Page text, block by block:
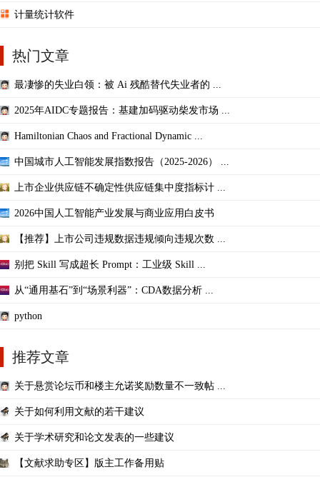
计量统计软件
热门文章
最凄惨的失业白领：被 Ai 残酷替代失业者的 ...
2025年AIDC专题报告：基建加码驱动柴发市场 ...
Hamiltonian Chaos and Fractional Dynamic ...
中国城市人工智能发展指数报告（2025-2026） ...
上市企业供应链不确定性供应链集中度指标计 ...
2026中国人工智能产业发展与商业应用白皮书
【推荐】上市公司违规数据违规倾向违规次数 ...
别把 Skill 写成超长 Prompt：工业级 Skill ...
从“通用基石”到“场景利器”：CDA数据分析 ...
python
推荐文章
关于悬赏论坛币和楼主允诺奖励数量不一致帖 ...
关于如何利用文献的若干建议
关于学术研究和论文发表的一些建议
【文献求助专区】版主工作备用贴